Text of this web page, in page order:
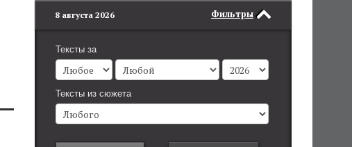
Фильтры
8 августа 2026
Тексты за
Тексты из сюжета